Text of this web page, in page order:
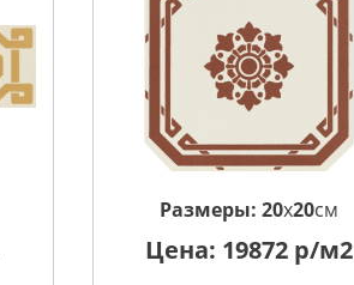
Размеры: 20x20см
Цена: 19872р/м2